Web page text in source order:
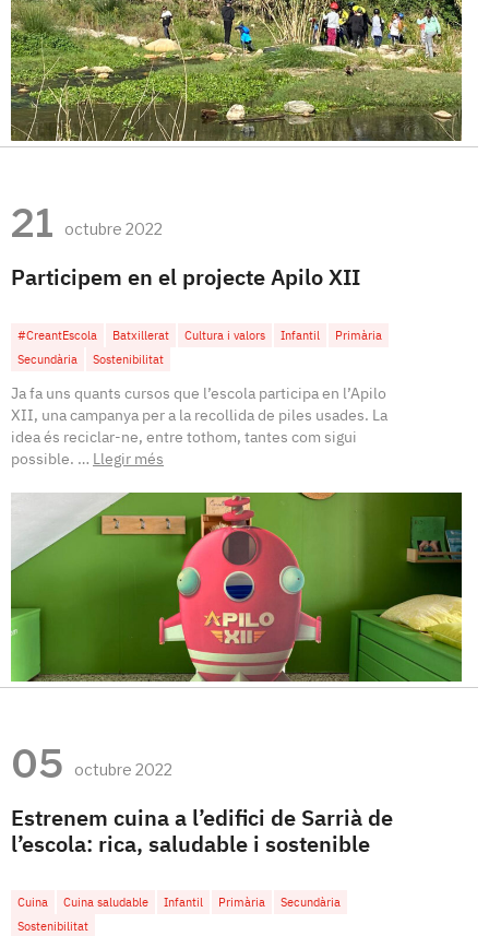
21 octubre 2022
Participem en el projecte Apilo XII
#CreantEscola Batxillerat Cultura i valors Infantil
Primària
Secundària
Sostenibilitat
Ja fa uns quants cursos que l’escola participa en l’Apilo
XII, una campanya per a la recollida de piles usades. La
idea és reciclar-ne, entre tothom, tantes com sigui
possible. … Llegir més
05 octubre 2022
Estrenem cuina a l’edifici de Sarrià de
l’escola: rica, saludable i sostenible
Cuina Cuina saludable Infantil Primària
Secundària
Sostenibilitat